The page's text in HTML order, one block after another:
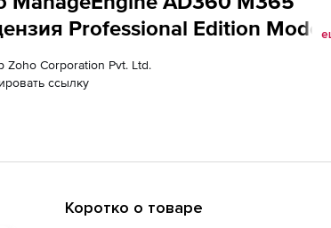
Professional Edition Model
Mailboxes with 1 Help Desk
Zoho Corporation Pvt. Ltd.
ссылку
Коротко о товаре